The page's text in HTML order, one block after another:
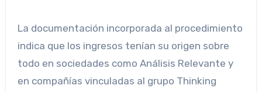
La documentación incorporada al procedimiento
indica que los ingresos tenían su origen sobre
todo en sociedades como Análisis Relevante y
en compañías vinculadas al grupo Thinking